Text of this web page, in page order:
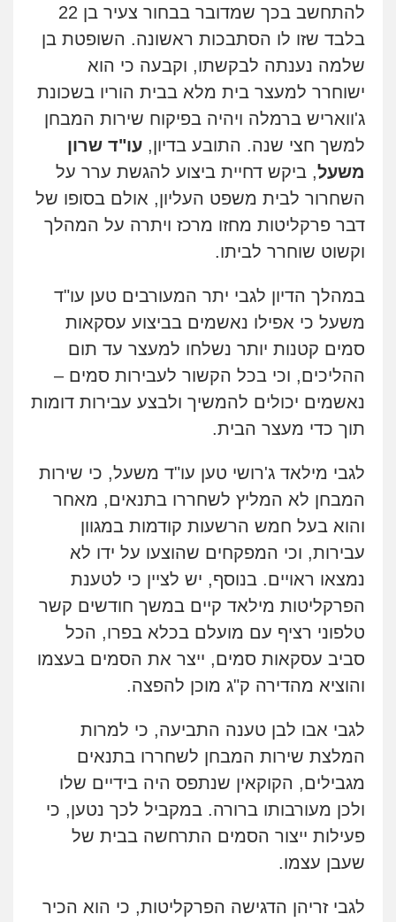
להתחשב בכך שמדובר בבחור צעיר בן 22
בלבד שזו לו הסתבכות ראשונה. השופטת בן
שלמה נענתה לבקשתו, וקבעה כי הוא
ישוחרר למעצר בית מלא בבית הוריו בשכונת
ג'וואריש ברמלה ויהיה בפיקוח שירות המבחן
למשך חצי שנה. התובע בדיון, עו"ד שרון
משעל, ביקש דחיית ביצוע להגשת ערר על
השחרור לבית משפט העליון, אולם בסופו של
דבר פרקליטות מחזו מרכז ויתרה על המהלך
וקשוט שוחרר לביתו.
במהלך הדיון לגבי יתר המעורבים טען עו"ד
משעל כי אפילו נאשמים בביצוע עסקאות
סמים קטנות יותר נשלחו למעצר עד תום
ההליכים, וכי בכל הקשור לעבירות סמים –
נאשמים יכולים להמשיך ולבצע עבירות דומות
תוך כדי מעצר הבית.
לגבי מילאד ג'רושי טען עו"ד משעל, כי שירות
המבחן לא המליץ לשחררו בתנאים, מאחר
והוא בעל חמש הרשעות קודמות במגוון
עבירות, וכי המפקחים שהוצעו על ידו לא
נמצאו ראויים. בנוסף, יש לציין כי לטענת
הפרקליטות מילאד קיים במשך חודשים קשר
טלפוני רציף עם מועלם בכלא בפרו, הכל
סביב עסקאות סמים, ייצר את הסמים בעצמו
והוציא מהדירה ק"ג מוכן להפצה.
לגבי אבו לבן טענה התביעה, כי למרות
המלצת שירות המבחן לשחררו בתנאים
מגבילים, הקוקאין שנתפס היה בידיים שלו
ולכן מעורבותו ברורה. במקביל לכך נטען, כי
פעילות ייצור הסמים התרחשה בבית של
שעבן עצמו.
לגבי זריהן הדגישה הפרקליטות, כי הוא הכיר